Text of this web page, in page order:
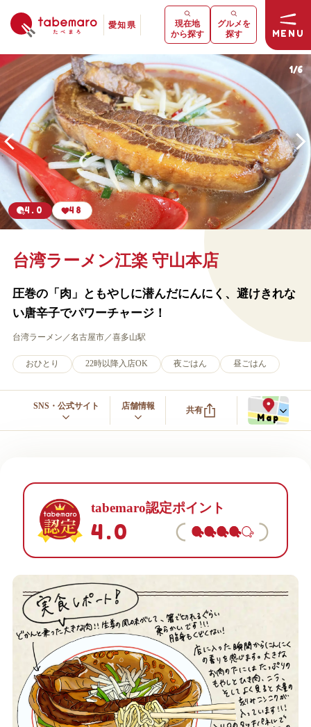
愛知県
MENU
現在地
から探す
グルメを
探す
4.0 48
1/6
台湾ラーメン江楽 守山本店
圧巻の「肉」ともやしに潜んだにんにく、避けきれな
い唐辛子でパワーチャージ！
台湾ラーメン 名古屋市 喜多山駅
おひとり 22時以降入店OK 夜ごはん 昼ごはん
SNS・公式サイト 店舗情報 共有
Map
tabemaro認定ポイント
4.0